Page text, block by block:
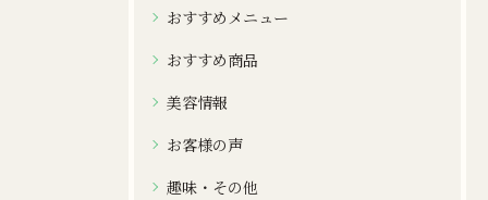
おすすめメニュー
おすすめ商品
美容情報
お客様の声
趣味・その他